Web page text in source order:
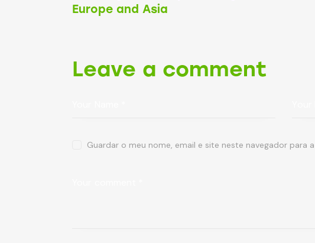
Europe and Asia
Leave a comment
Guardar o meu nome, email e site neste navegador para